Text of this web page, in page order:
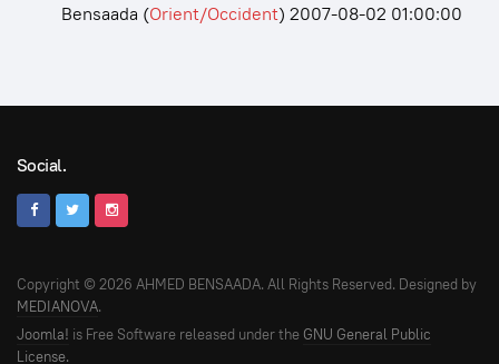
Bensaada (Orient/Occident) 2007-08-02 01:00:00
Social.
Copyright © 2026 AHMED BENSAADA. All Rights Reserved. Designed by
MEDIANOVA.
Joomla! is Free Software released under the GNU General Public
License.